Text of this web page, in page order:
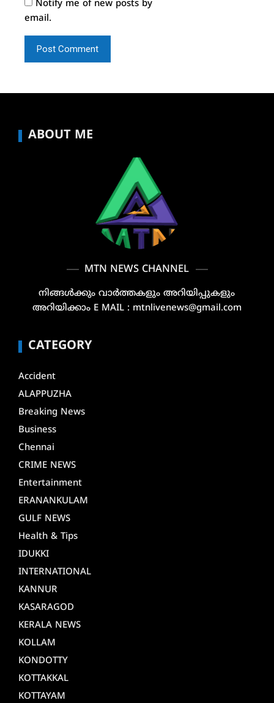
Notify me of new posts by
email.
ABOUT ME
MTN NEWS CHANNEL
നിങ്ങൾക്കും വാർത്തകളും അറിയിപ്പുകളും
അറിയിക്കാം E MAIL : mtnlivenews@gmail.com
CATEGORY
Accident
ALAPPUZHA
Breaking News
Business
Chennai
CRIME NEWS
Entertainment
ERANANKULAM
GULF NEWS
Health & Tips
IDUKKI
INTERNATIONAL
KANNUR
KASARAGOD
KERALA NEWS
KOLLAM
KONDOTTY
KOTTAKKAL
KOTTAYAM